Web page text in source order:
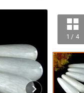
1 / 4